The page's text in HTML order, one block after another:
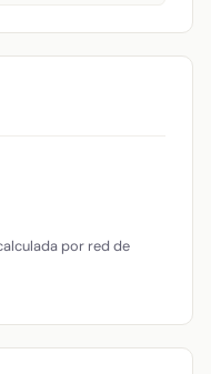
por red de